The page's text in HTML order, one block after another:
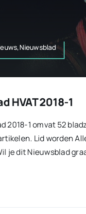
HVAT 2018-1
2018-1 omvat 52
Lid worden
je dit Nieuwsblad